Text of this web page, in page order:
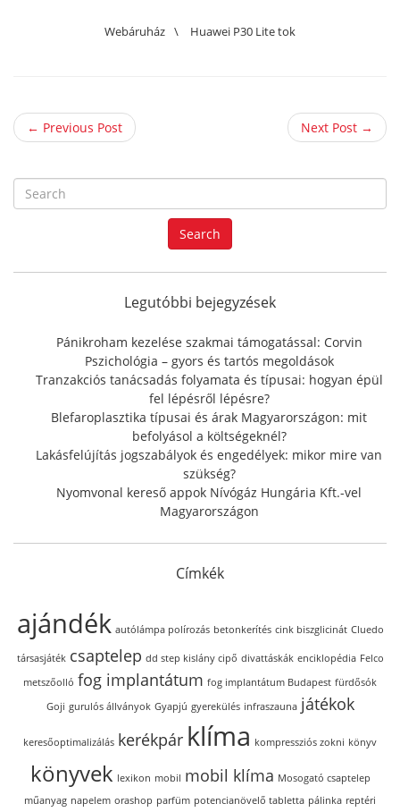
Webáruház \ Huawei P30 Lite tok
← Previous Post Next Post →
e
a
r
f
r
:
Search
Legutóbbi bejegyzések
Pánikroham kezelése szakmai támogatással: Corvin
Pszichológia – gyors és tartós megoldások
Tranzakciós tanácsadás folyamata és típusai: hogyan épül
fel lépésről lépésre?
Blefaroplasztika típusai és árak Magyarországon: mit
befolyásol a költségeknél?
Lakásfelújítás jogszabályok és engedélyek: mikor mire van
szükség?
Nyomvonal kereső appok Nívógáz Hungária Kft.-vel
Magyarországon
Címkék
ajándék autólámpa polírozás betonkerítés cink biszglicinát Cluedo
társasjáték csaptelep dd step kislány cipő divattáskák enciklopédia Felco
metszőolló fog implantátum fog implantátum Budapest fürdősók
Goji gurulós állványok Gyapjú gyerekülés infraszauna játékok
keresőoptimalizálás kerékpár klíma kompressziós zokni könyv
könyvek lexikon mobil mobil klíma Mosogató csaptelep
műanyag napelem orashop parfüm potencianövelő tabletta pálinka reptéri